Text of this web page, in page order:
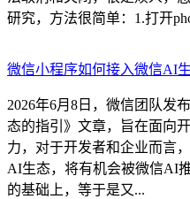
研究，方法很简单：1.打开
微信小程序如何接入微信AI
2026年6月8日，微信团队发
态的指引》文章，旨在面向
力，对于开发者和企业而言
AI生态，将有机会被微信AI
的基础上，等于是又...